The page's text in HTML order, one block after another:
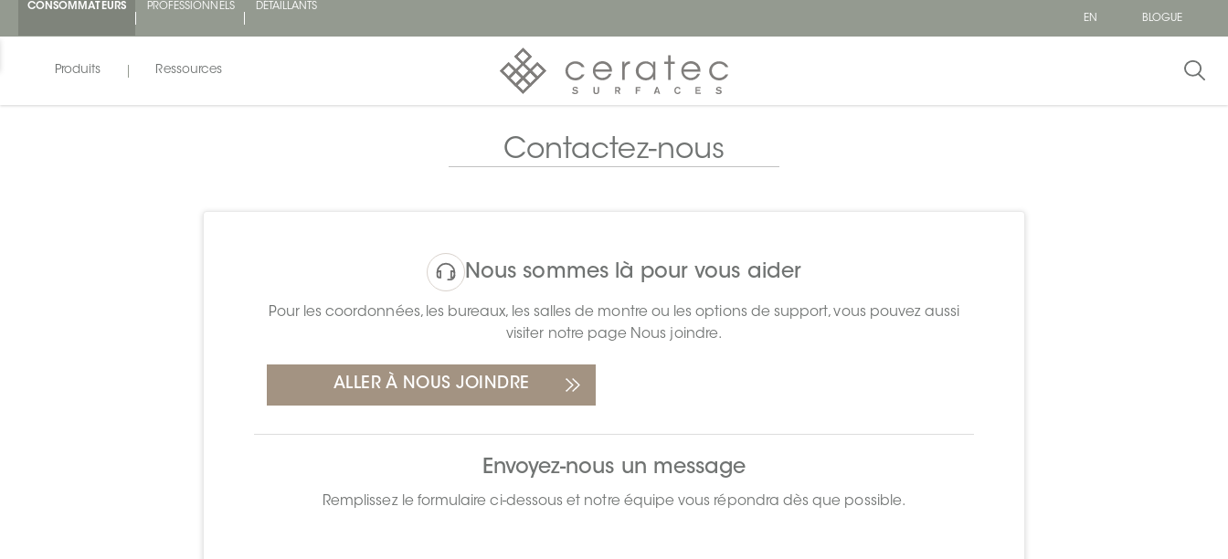
CONSOMMATEURS PROFESSIONNELS
DÉTAILLANTS
EN
BLOGUE
Produits Ressources
Contactez-nous
Nous sommes là pour vous aider
Pour les coordonnées, les bureaux, les salles de montre ou les options de support, vous pouvez aussi
visiter notre page Nous joindre.
ALLER À NOUS JOINDRE
Envoyez-nous un message
Remplissez le formulaire ci-dessous et notre équipe vous répondra dès que possible.